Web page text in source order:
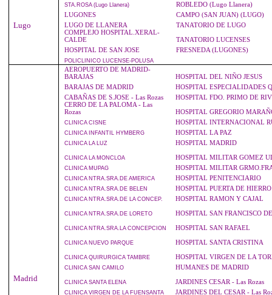
Lugo
STA.ROSA(Lugo Llanera)
ROBLEDO (Lugo Llanera)
LUGONES
CAMPO (SAN JUAN) (LUGO)
LUGO DE LLANERA
TANATORIO DE LUGO
COMPLEJO HOSPITAL.XERAL-
CALDE
TANATORIO LUCENSES
HOSPITAL DE SAN JOSE
FRESNEDA (LUGONES)
POLICLINICOLUCENSE-POLUSA
Madrid
AEROPUERTO DE MADRID-
BARAJAS
HOSPITAL DEL NIÑO JESUS
BARAJAS DE MADRID
HOSPITAL ESPECIALIDADES
CABAÑAS DE S.JOSE - Las Rozas
HOSPITAL FDO. PRIMO DE
CERRO DE LA PALOMA - Las
Rozas
HOSPITAL GREGORIO
CLINICACISNE HOSPITAL INTERNACIONAL
CLINICAINFANTIL HYMBERG HOSPITAL LA PAZ
CLINICALA LUZ HOSPITAL MADRID
CLINICALA MONCLOA HOSPITAL MILITAR GOMEZ
CLINICAMUPAG HOSPITAL MILITAR
CLINICANTRA.SRA.DE AMERICA HOSPITAL PENITENCIARIO
CLINICANTRA.SRA.DE BELEN HOSPITAL PUERTA DE HIERRO
CLINICANTRA.SRA.DE LA CONCEP. HOSPITAL RAMON Y CAJAL
CLINICANTRA.SRA.DE LORETO HOSPITAL SAN FRANCISCO
CLINICANTRA.SRA.LA CONCEPCION HOSPITAL SAN RAFAEL
CLINICANUEVO PARQUE HOSPITAL SANTA CRISTINA
CLINICAQUIRURGICA TAMBRE HOSPITAL VIRGEN DE LA
CLINICASAN CAMILO HUMANES DE MADRID
CLINICASANTA ELENA JARDINES CESAR - Las Rozas
CLINICAVIRGEN DE LA FUENSANTA
JARDINES DEL CESAR - Las